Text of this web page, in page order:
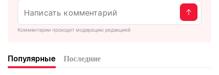
Комментарии проходят модерацию редакцией
Популярные Последние